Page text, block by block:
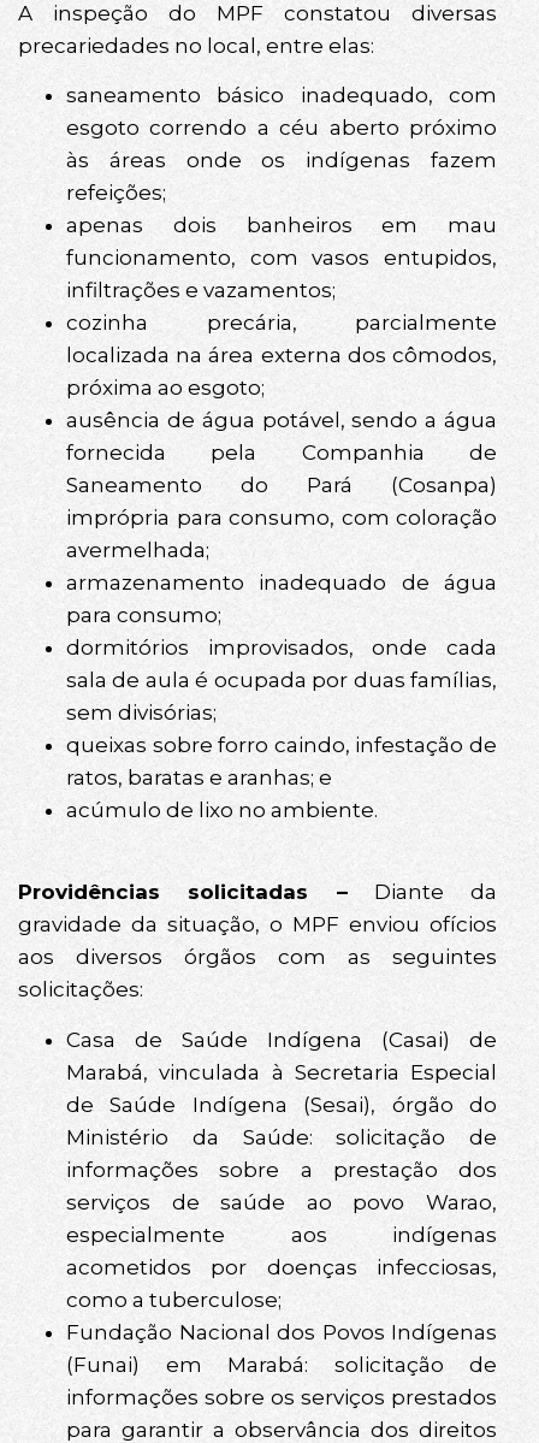
A inspeção do MPF constatou diversas
precariedades no local, entre elas:
saneamento básico inadequado, com
esgoto correndo a céu aberto próximo
às áreas onde os indígenas fazem
refeições;
apenas dois banheiros em mau
funcionamento, com vasos entupidos,
infiltrações e vazamentos;
cozinha precária, parcialmente
localizada na área externa dos cômodos,
próxima ao esgoto;
ausência de água potável, sendo a água
fornecida pela Companhia de
Saneamento do Pará (Cosanpa)
imprópria para consumo, com coloração
avermelhada;
armazenamento inadequado de água
para consumo;
dormitórios improvisados, onde cada
sala de aula é ocupada por duas famílias,
sem divisórias;
queixas sobre forro caindo, infestação de
ratos, baratas e aranhas; e
acúmulo de lixo no ambiente.
Providências solicitadas –Diante da
gravidade da situação, o MPF enviou ofícios
aos diversos órgãos com as seguintes
solicitações:
Casa de Saúde Indígena (Casai) de
Marabá, vinculada à Secretaria Especial
de Saúde Indígena (Sesai), órgão do
Ministério da Saúde: solicitação de
informações sobre a prestação dos
serviços de saúde ao povo Warao,
especialmente aos indígenas
acometidos por doenças infecciosas,
como a tuberculose;
Fundação Nacional dos Povos Indígenas
(Funai) em Marabá: solicitação de
informações sobre os serviços prestados
para garantir a observância dos direitos